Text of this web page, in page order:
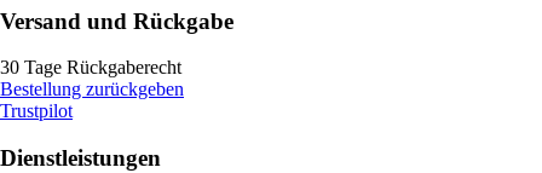
Versand und Rückgabe
30 Tage Rückgaberecht
Bestellung zurückgeben
Trustpilot
Dienstleistungen